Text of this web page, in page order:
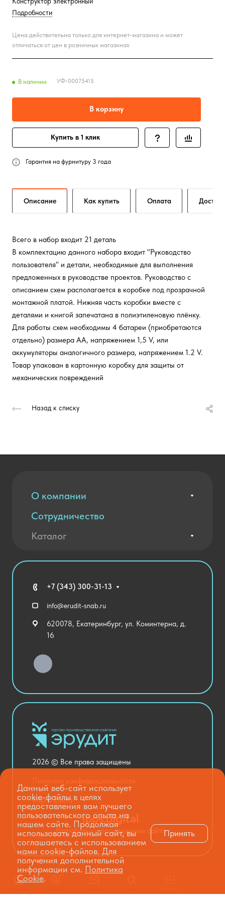
Подробности
Цена действительна только для интернет-магазина и может
отличаться от цен в розничных магазинах
В наличии УФ-00075415
В корзину
Купить в 1 клик
Гарантия на фурнитуру 3 года
Описание Как купить Оплата
Всего в набор входит 21 деталь
В комплектацию данного набора входит "Руководство
пользователя" и детали, необходимые для выполнения
предложенных в руководстве проектов. Руководство с
описанием схем располагается в коробке под прозрачной
монтажной платой. Нижняя часть коробки вместе с
деталями и книгой запечатана в полиэтиленовую плёнку.
Для работы схем необходимы 4 батареи (приобретаются
отдельно) размера АА, напряжением 1,5 V, или
аккумуляторы аналогичного размера, напряжением 1.2 V.
Товар упакован в картонную коробку для защиты от
механических повреждений
Назад к списку
О компании
Вакансии
Контакты
Благодарственные письма
Сотрудничество
Оплата и доставка
Каталог
Технические средства обучения
Спортивный зал
Уличное оборудование
Хозяйственные Товары
Столовая и пищеблок
Оснащение кабинетов
Медицинский кабинет
Национальные проекты
+7 (343) 300-31-13
info@erudit-snab.ru
620078, Екатеринбург, ул. Коминтерна, д.
16
2026 © Все права защищены
Карта сайта
Разработка и продвижение сайта
Данный веб-сайт использует
cookie-файлы в целях
предоставления вам лучшего
пользовательского опыта на
нашем сайте. Продолжая
использовать данный сайт, вы
соглашаетесь с использованием
нами cookie-файлов. Для
получения дополнительной
информации см. Политика
Cookie.
Принять